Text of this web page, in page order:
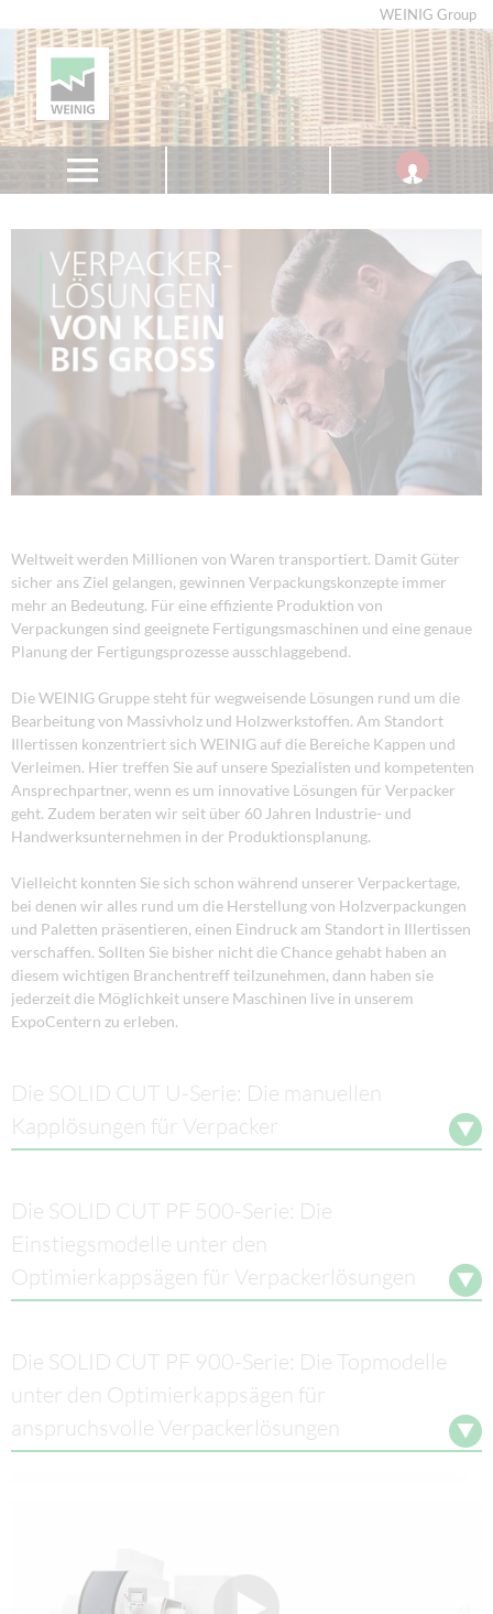
WEINIG Group
Weltweit werden Millionen von Waren transportiert. Damit Güter
sicher ans Ziel gelangen, gewinnen Verpackungskonzepte immer
mehr an Bedeutung. Für eine effiziente Produktion von
Verpackungen sind geeignete Fertigungsmaschinen und eine genaue
Planung der Fertigungsprozesse ausschlaggebend.
Die WEINIG Gruppe steht für wegweisende Lösungen rund um die
Bearbeitung von Massivholz und Holzwerkstoffen. Am Standort
Illertissen konzentriert sich WEINIG auf die Bereiche Kappen und
Verleimen. Hier treffen Sie auf unsere Spezialisten und kompetenten
Ansprechpartner, wenn es um innovative Lösungen für Verpacker
geht. Zudem beraten wir seit über 60 Jahren Industrie- und
Handwerksunternehmen in der Produktionsplanung.
Vielleicht konnten Sie sich schon während unserer Verpackertage,
bei denen wir alles rund um die Herstellung von Holzverpackungen
und Paletten präsentieren, einen Eindruck am Standort in Illertissen
verschaffen. Sollten Sie bisher nicht die Chance gehabt haben an
diesem wichtigen Branchentreff teilzunehmen, dann haben sie
jederzeit die Möglichkeit unsere Maschinen live in unserem
ExpoCentern zu erleben.
Die SOLID CUT U-Serie: Die manuellen
Kapplösungen für Verpacker
Die SOLID CUT PF 500-Serie: Die
Einstiegsmodelle unter den
Optimierkappsägen für Verpackerlösungen
Die SOLID CUT PF 900-Serie: Die Topmodelle
unter den Optimierkappsägen für
anspruchsvolle Verpackerlösungen